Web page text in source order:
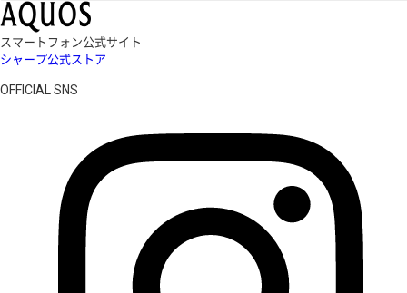
スマートフォン公式サイト
シャープ公式ストア
OFFICIAL SNS